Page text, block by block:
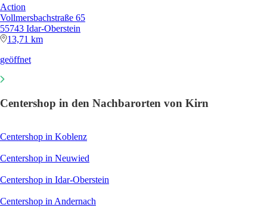
Action
Vollmersbachstraße 65
55743 Idar-Oberstein
13,71 km
geöffnet
Centershop in den Nachbarorten von Kirn
Centershop in Koblenz
Centershop in Neuwied
Centershop in Idar-Oberstein
Centershop in Andernach